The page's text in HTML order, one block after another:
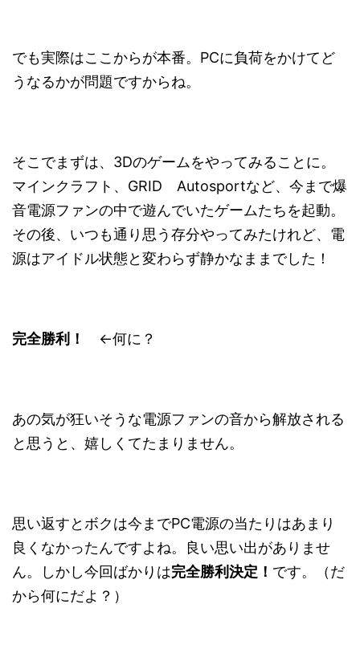
でも実際はここからが本番。PCに負荷をかけてど
うなるかが問題ですからね。
そこでまずは、3Dのゲームをやってみることに。
マインクラフト、GRID Autosportなど、今まで爆
音電源ファンの中で遊んでいたゲームたちを起動。
その後、いつも通り思う存分やってみたけれど、電
源はアイドル状態と変わらず静かなままでした！
完全勝利！ ←何に？
あの気が狂いそうな電源ファンの音から解放される
と思うと、嬉しくてたまりません。
思い返すとボクは今までPC電源の当たりはあまり
良くなかったんですよね。良い思い出がありませ
ん。しかし今回ばかりは完全勝利決定！ です。（だ
から何にだよ？）